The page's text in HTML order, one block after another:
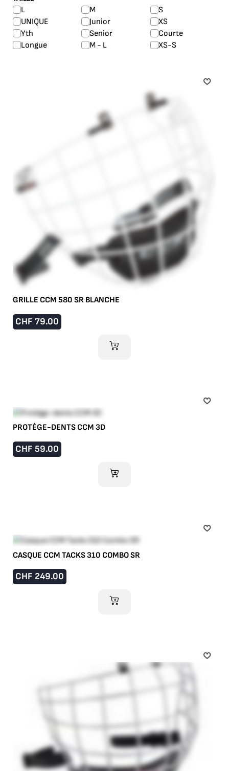
L M
S
UNIQUE
Junior
XS
Yth
Senior
Courte
Longue
M - L XS-S
GRILLE CCM 580 SR BLANCHE
CHF 79.00
AJOUTER AU PANIER
PROTÈGE-DENTS CCM 3D
CHF 59.00
AJOUTER AU PANIER
CASQUE CCM TACKS 310 COMBO SR
CHF 249.00
AJOUTER AU PANIER